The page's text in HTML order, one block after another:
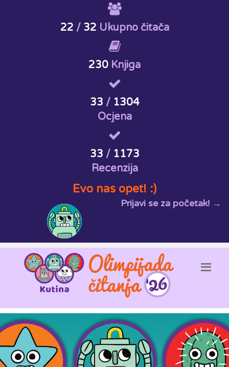
22 / 32 Ukupno čitača
230 Knjiga
33 / 1304
Ocjena
33 / 1173
Recenzija
Evo nas opet! :)
Prijavi se za početak! →